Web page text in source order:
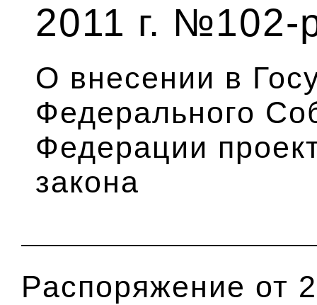
2011 г. №102-
О внесении в
Федерального
Федерации
закона
Распоряжение от